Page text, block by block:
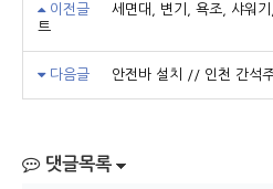
이전글
세면대, 변기, 욕조, 샤워
트
다음글 안전바 설치 // 인천 간석
댓글목록